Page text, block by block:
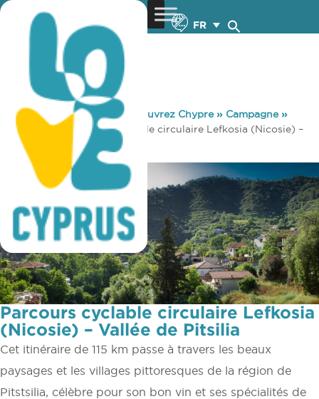
FR
You are here: Home »Découvrez Chypre» Campagne»
Cyclisme»
Parcours cyclable circulaire Lefkosia (Nicosie) –
Vallée de Pitsilia
Parcours cyclable circulaire Lefkosia
(Nicosie) – Vallée de Pitsilia
Cet itinéraire de 115 km passe à travers les beaux
paysages et les villages pittoresques de la région de
Pitstsilia, célèbre pour son bon vin et ses spécialités de